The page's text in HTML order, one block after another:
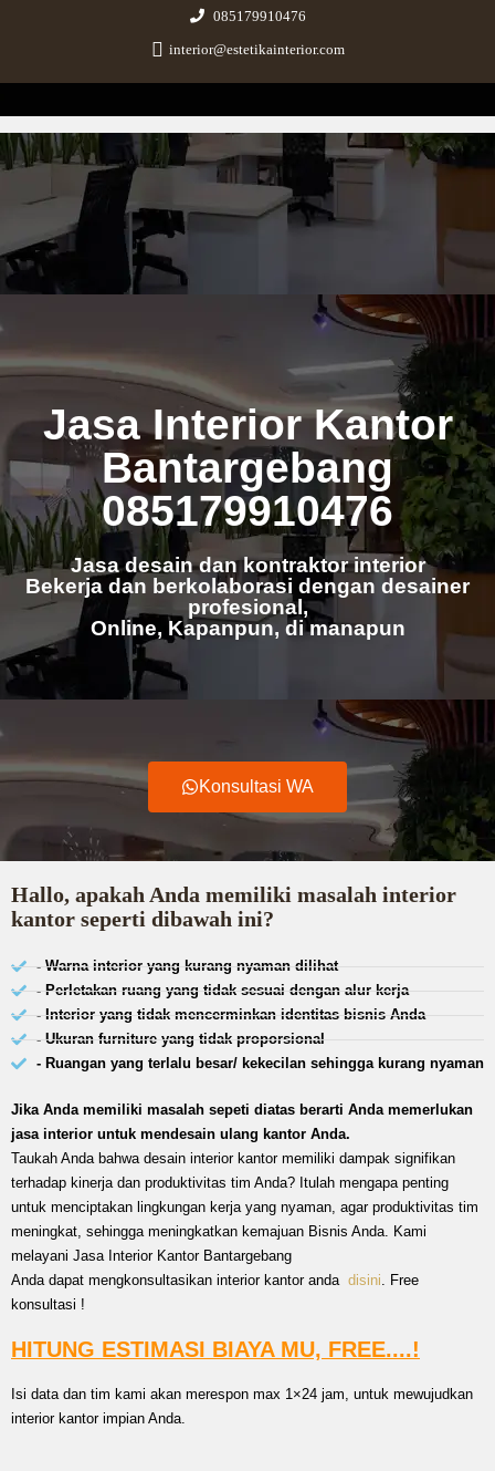
085179910476
interior@estetikainterior.com
Estetika Interior
Design & Build Consultant
Jasa Interior Kantor
Bantargebang
085179910476
Jasa desain dan kontraktor interior
Bekerja dan berkolaborasi dengan desainer
profesional,
Online, Kapanpun, di manapun
Konsultasi WA
Hallo, apakah Anda memiliki masalah interior
kantor seperti dibawah ini?
- Warna interior yang kurang nyaman dilihat
- Perletakan ruang yang tidak sesuai dengan alur kerja
- Interior yang tidak mencerminkan identitas bisnis Anda
- Ukuran furniture yang tidak proporsional
- Ruangan yang terlalu besar/ kekecilan sehingga kurang nyaman
Jika Anda memiliki masalah sepeti diatas berarti Anda memerlukan
jasa interior untuk mendesain ulang kantor Anda.
Taukah Anda bahwa desain interior kantor memiliki dampak signifikan
terhadap kinerja dan produktivitas tim Anda? Itulah mengapa penting
untuk menciptakan lingkungan kerja yang nyaman, agar produktivitas tim
meningkat, sehingga meningkatkan kemajuan Bisnis Anda. Kami
melayani Jasa Interior Kantor Bantargebang
Anda dapat mengkonsultasikan interior kantor anda disini. Free
konsultasi !
HITUNG ESTIMASI BIAYA MU, FREE....!
Isi data dan tim kami akan merespon max 1×24 jam, untuk mewujudkan
interior kantor impian Anda.